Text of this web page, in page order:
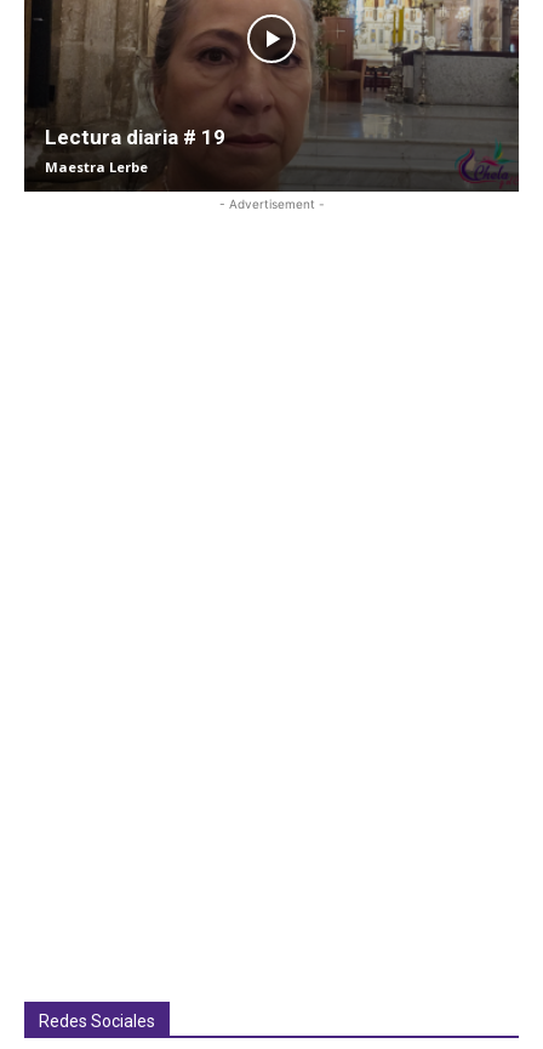
Lectura diaria # 19
Maestra Lerbe
- Advertisement -
Redes Sociales